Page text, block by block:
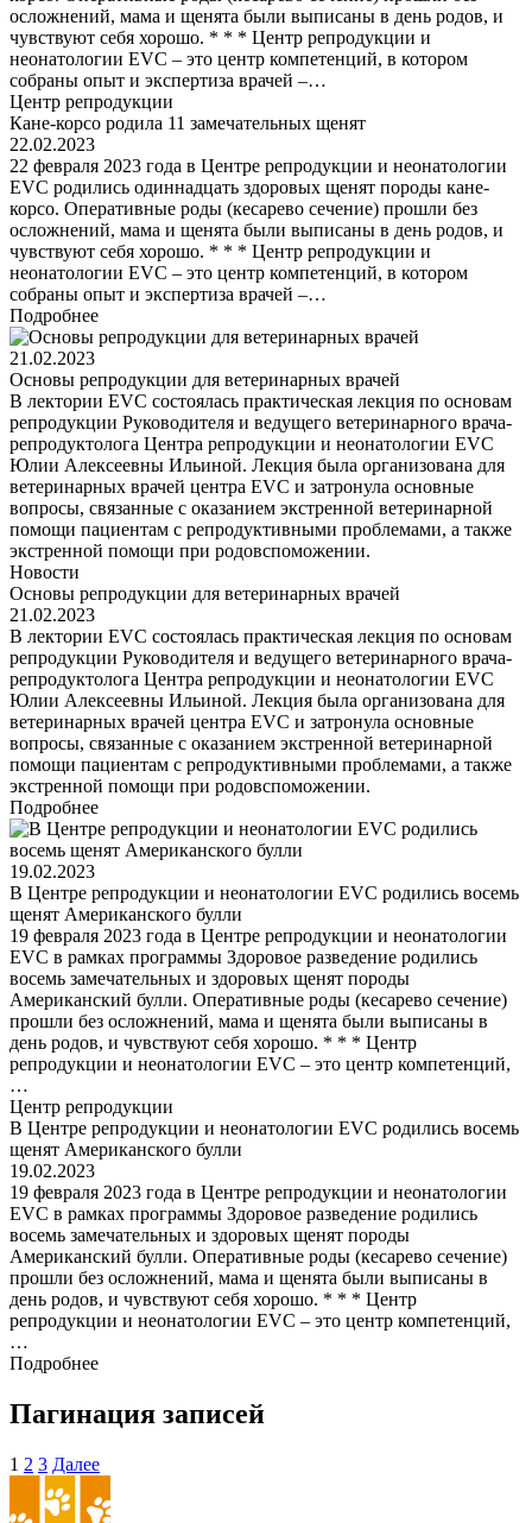
осложнений, мама и щенята были выписаны в день родов, и
чувствуют себя хорошо. * * * Центр репродукции и
неонатологии EVC – это центр компетенций, в котором
собраны опыт и экспертиза врачей –…
Центр репродукции
Кане-корсо родила 11 замечательных щенят
22.02.2023
22 февраля 2023 года в Центре репродукции и неонатологии
EVC родились одиннадцать здоровых щенят породы кане-
корсо. Оперативные роды (кесарево сечение) прошли без
осложнений, мама и щенята были выписаны в день родов, и
чувствуют себя хорошо. * * * Центр репродукции и
неонатологии EVC – это центр компетенций, в котором
собраны опыт и экспертиза врачей –…
Подробнее
21.02.2023
Основы репродукции для ветеринарных врачей
В лектории EVC состоялась практическая лекция по основам
репродукции Руководителя и ведущего ветеринарного врача-
репродуктолога Центра репродукции и неонатологии EVC
Юлии Алексеевны Ильиной. Лекция была организована для
ветеринарных врачей центра EVC и затронула основные
вопросы, связанные с оказанием экстренной ветеринарной
помощи пациентам с репродуктивными проблемами, а также
экстренной помощи при родовспоможении.
Новости
Основы репродукции для ветеринарных врачей
21.02.2023
В лектории EVC состоялась практическая лекция по основам
репродукции Руководителя и ведущего ветеринарного врача-
репродуктолога Центра репродукции и неонатологии EVC
Юлии Алексеевны Ильиной. Лекция была организована для
ветеринарных врачей центра EVC и затронула основные
вопросы, связанные с оказанием экстренной ветеринарной
помощи пациентам с репродуктивными проблемами, а также
экстренной помощи при родовспоможении.
Подробнее
19.02.2023
В Центре репродукции и неонатологии EVC родились восемь
щенят Американского булли
19 февраля 2023 года в Центре репродукции и неонатологии
EVC в рамках программы Здоровое разведение родились
восемь замечательных и здоровых щенят породы
Американский булли. Оперативные роды (кесарево сечение)
прошли без осложнений, мама и щенята были выписаны в
день родов, и чувствуют себя хорошо. * * * Центр
репродукции и неонатологии EVC – это центр компетенций,
…
Центр репродукции
В Центре репродукции и неонатологии EVC родились восемь
щенят Американского булли
19.02.2023
19 февраля 2023 года в Центре репродукции и неонатологии
EVC в рамках программы Здоровое разведение родились
восемь замечательных и здоровых щенят породы
Американский булли. Оперативные роды (кесарево сечение)
прошли без осложнений, мама и щенята были выписаны в
день родов, и чувствуют себя хорошо. * * * Центр
репродукции и неонатологии EVC – это центр компетенций,
…
Подробнее
Пагинация записей
1 2 3 Далее